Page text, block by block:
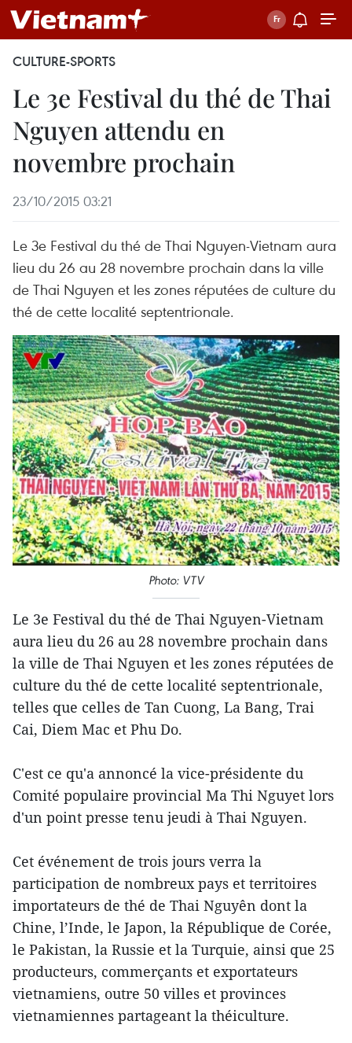
CULTURE-SPORTS
Le 3e Festival du thé de Thai
Nguyen attendu en
novembre prochain
23/10/2015 03:21
Le 3e Festival du thé de Thai Nguyen-Vietnam aura
lieu du 26 au 28 novembre prochain dans la ville
de Thai Nguyen et les zones ​réputées de culture du
thé ​de cette localité septentrionale.
Photo: VTV
Le 3e Festival du thé de Thai Nguyen-Vietnam ​
aura lieu du 26 au 28 novembre prochain dans
la ville de Thai Nguyen et les zones ​réputées de
culture du thé ​de cette localité septentrionale,
telles que celles de Tan Cuong, La Bang, Trai
Cai, Diem Mac et Phu Do.
C'est ce qu'a ​annoncé la vice-présidente du
Comité populaire provincial Ma Thi Nguyet lors
d'un point presse tenu jeudi à Thai Nguyen.
Cet événement de trois jours verra la
participation de nombreux pays et territoires
importateurs de thé de Thai Nguyên dont la
Chine, l’Inde, le Japon, la République de Corée,
le Pakistan, la Russie et la Turquie, ​ainsi que 25
producteurs, commerçants et exportateurs
vietnamiens, ​outre 50 villes et provinces
vietnamiennes ​partageant la théiculture.